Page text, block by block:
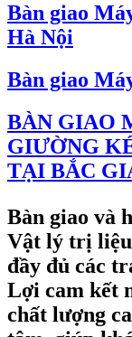
Bàn giao
Hà Nội
Bàn giao
BÀN GIAO
GIƯỜNG
TẠI BẮC
Bàn giao và
Vật lý trị liệu
đầy đủ các
Lợi cam kết
chất lượng